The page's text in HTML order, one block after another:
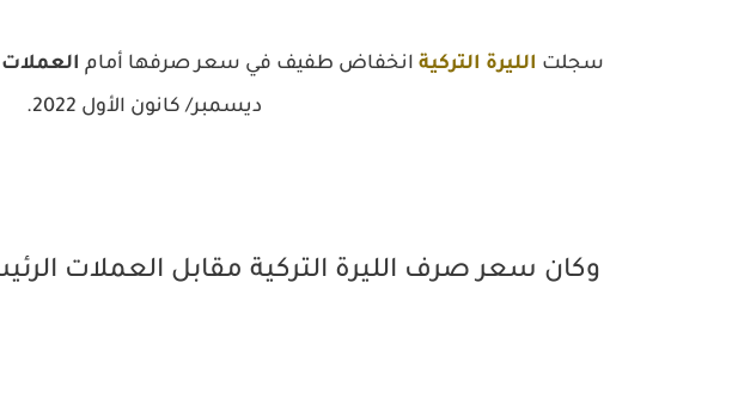
سجلت الليرة التركية انخفاض طفيف في سعر صرفها أمام العملات
ديسمبر/ كانون الأول 2022.
وكان سعر صرف الليرة التركية مقابل العملات